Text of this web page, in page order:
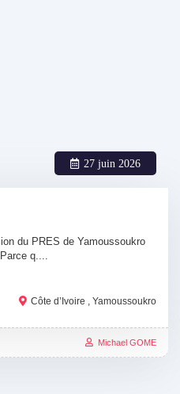
du PRES de Yamoussoukro
q....
27 juin 2026
Côte d’Ivoire , Yamoussoukro
Michael GOME